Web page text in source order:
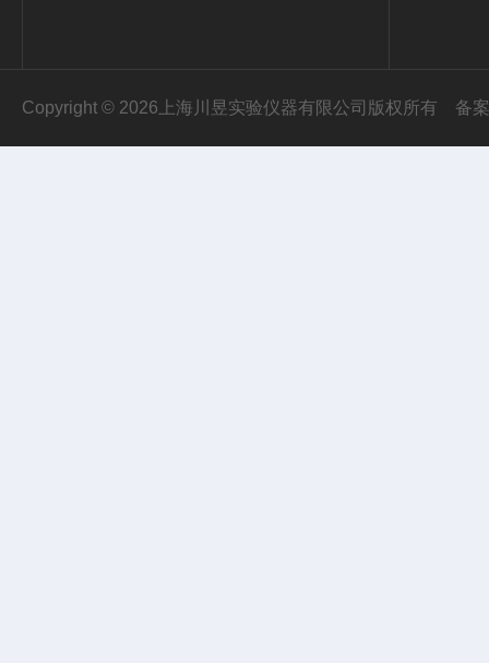
Copyright © 2026上海川昱实验仪器有限公司版权所有 备